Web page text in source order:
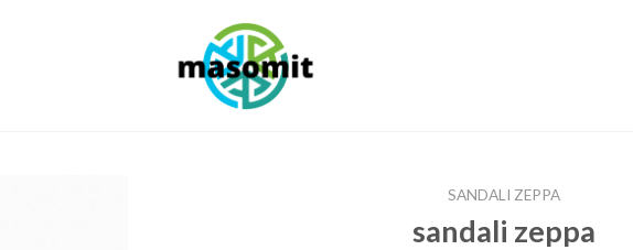
SANDALI ZEPPA
sandali zeppa